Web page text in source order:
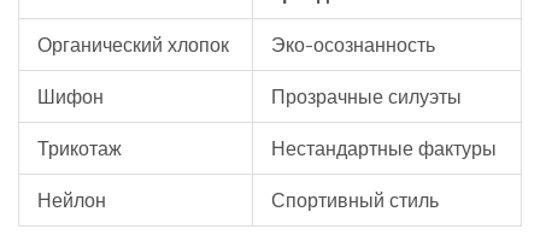
Органический хлопок Эко-осознанность
Шифон Прозрачные силуэты
Трикотаж Нестандартные фактуры
Нейлон Спортивный стиль